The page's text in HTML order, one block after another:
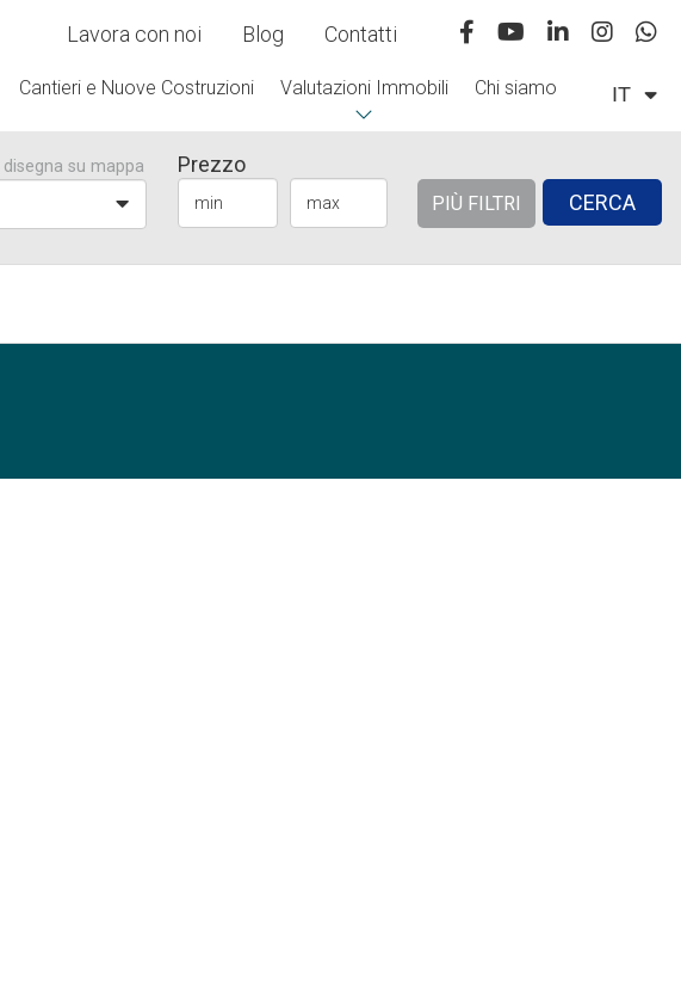
Lavora con noi Blog Contatti
IT
Cantieri e Nuove Costruzioni Valutazioni Immobili Chi siamo
disegna su mappa Prezzo
PIÙ FILTRI CERCA